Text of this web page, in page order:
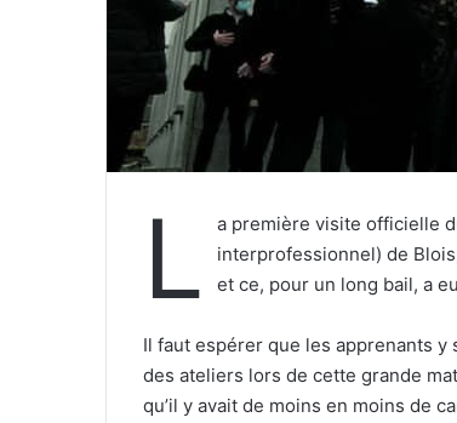
L
a première visite officielle
interprofessionnel) de
et ce, pour un long bail, a
Il faut espérer que les apprenants
des ateliers lors de cette grande
qu’il y avait de moins en moins de